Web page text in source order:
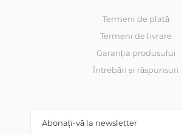
Termeni de plată
Termeni de livrare
Garanția produsului
Întrebări și răspunsuri
Abonați-vă la newsletter